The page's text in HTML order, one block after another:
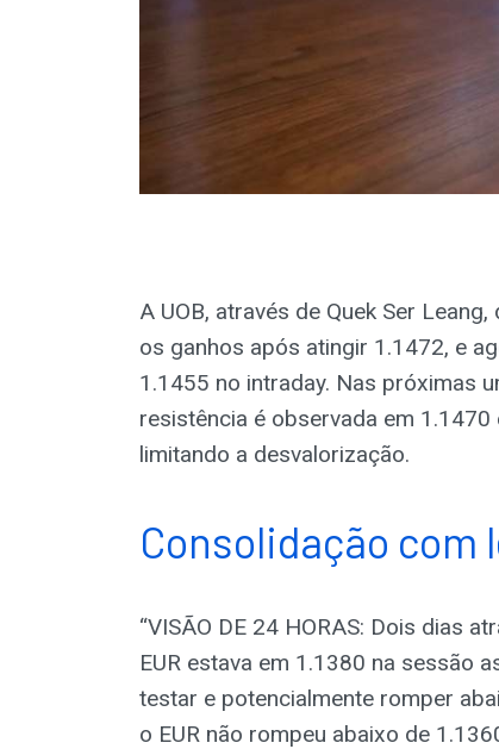
A UOB, através de Quek Ser
os ganhos após atingir 1.1472, e
1.1455 no intraday. Nas próximas
resistência é observada em
limitando a desvalorização.
Consolidação com
“VISÃO DE 24 HORAS: Dois dias
EUR estava em 1.1380 na sessão
testar e potencialmente romper
o EUR não rompeu abaixo de